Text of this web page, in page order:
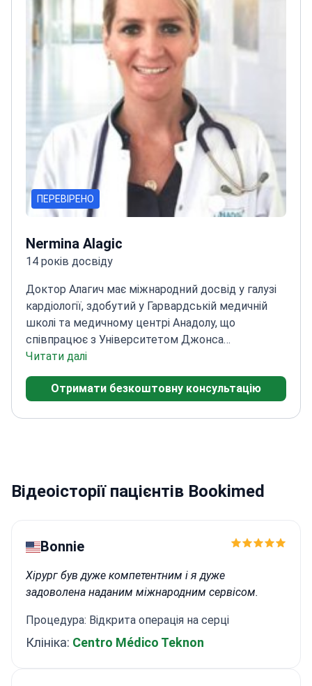
ПЕРЕВІРЕНО
Nermina Alagic
14 років досвіду
Доктор Алагич має міжнародний досвід у галузі
кардіології, здобутий у Гарвардській медичній
школі та медичному центрі Анадолу, що
співпрацює з Університетом Джонса
Гопкінса. Пройшов навчання з інтервенційної
кардіології в стамбульській лікарні імені
Мехмета Акіфа ЕрсояСпеціалізується на
черезстравохідній ехокардіографіїОпублікував
Читати далі
Отримати безкоштовну консультацію
Відеоісторії пацієнтів Bookimed
Bonnie
Хірург був дуже компетентним і я дуже
задоволена наданим міжнародним сервісом.
Процедура: Відкрита операція на серці
Клініка: Centro Médico Teknon